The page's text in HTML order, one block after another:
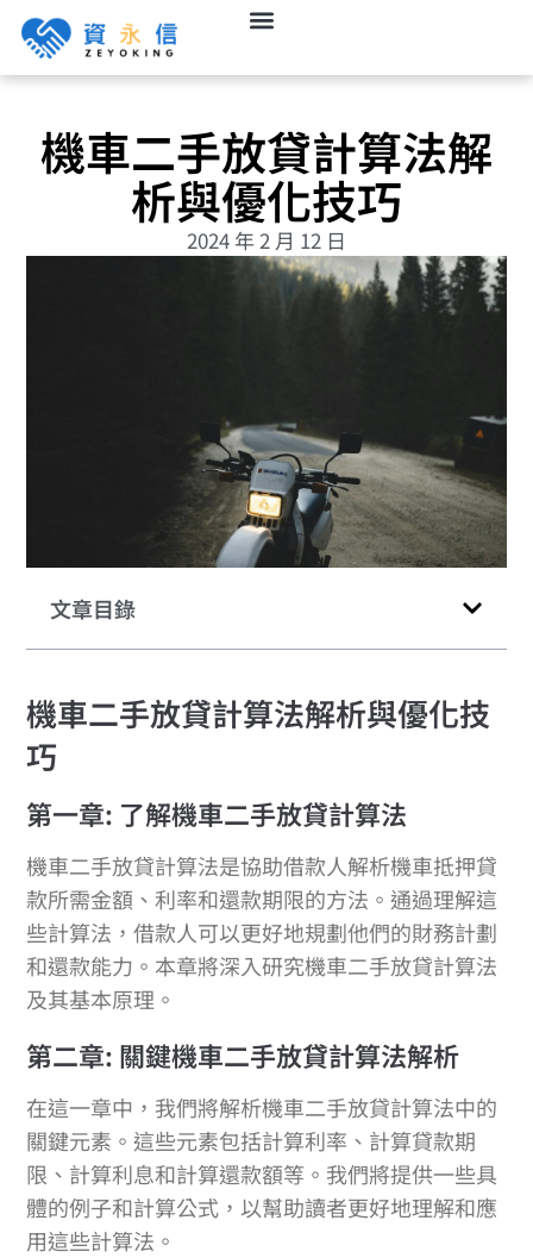
機車二手放貸計算法解
析與優化技巧
2024 年 2 月 12 日
文章目錄
機車二手放貸計算法解析與優化技
巧
第一章: 了解機車二手放貸計算法
機車二手放貸計算法是協助借款人解析機車抵押貸
款所需金額、利率和還款期限的方法。通過理解這
些計算法，借款人可以更好地規劃他們的財務計劃
和還款能力。本章將深入研究機車二手放貸計算法
及其基本原理。
第二章: 關鍵機車二手放貸計算法解析
在這一章中，我們將解析機車二手放貸計算法中的
關鍵元素。這些元素包括計算利率、計算貸款期
限、計算利息和計算還款額等。我們將提供一些具
體的例子和計算公式，以幫助讀者更好地理解和應
用這些計算法。